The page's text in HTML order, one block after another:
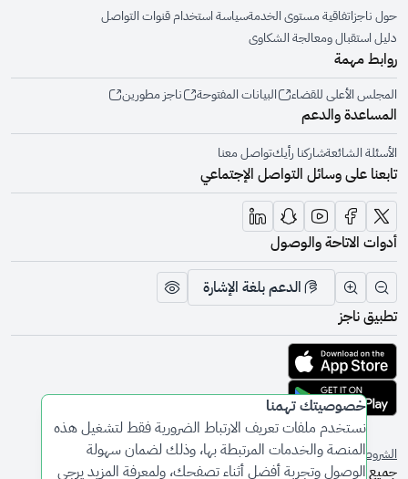
خصوصيتك تهمنا
نستخدم ملفات تعريف الارتباط الضرورية فقط لتشغيل هذه
المنصة والخدمات المرتبطة بها، وذلك لضمان سهولة
الوصول وتجربة أفضل أثناء تصفحك، ولمعرفة المزيد يرجى
حول ناجزاتفاقية مستوى الخدمةسياسة استخدام قنوات التواصل
دليل استقبال ومعالجة الشكاوى
روابط مهمة
المجلس الأعلى للقضاء البيانات المفتوحة ناجز مطورين
المساعدة والدعم
الأسئلة الشائعةشاركنا رأيكتواصل معنا
تابعنا على وسائل التواصل الإجتماعي
أدوات الاتاحة والوصول
تقليل الرؤية وحجم الخطزيادة الرؤية وحجم الخط الدعم بلغة الإشارة
تبديل المظهر
تطبيق ناجز
تحميل التطبيق من متجر أبل
تحميل التطبيق من متجر جوجل
الشروط والأحكامسياسة الخصوصية
جميع